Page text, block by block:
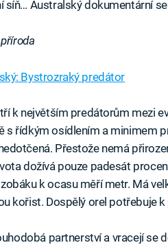
síň… Australský dokumentární
Bystrozraký predátor
k největším predátorům mezi
s řídkým osídlením a minimem
Přestože nemá
dožívá pouze padesát
k ocasu měří metr. Má
kořist. Dospělý orel potřebuje
partnerství a vracejí se